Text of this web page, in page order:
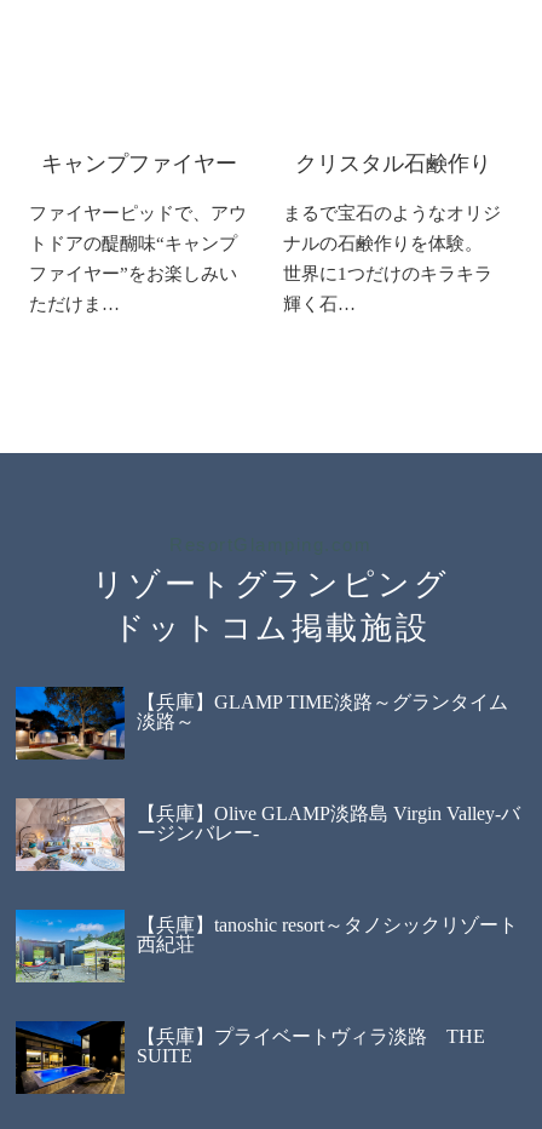
キャンプファイヤー
ファイヤーピッドで、アウ
トドアの醍醐味“キャンプ
ファイヤー”をお楽しみい
ただけま…
クリスタル石鹸作り
まるで宝石のようなオリジ
ナルの石鹸作りを体験。
世界に1つだけのキラキラ
輝く石…
リゾートグランピング
ドットコム掲載施設
【兵庫】GLAMP TIME淡路～グランタイム
淡路～
【兵庫】Olive GLAMP淡路島 Virgin Valley-バ
ージンバレー-
【兵庫】tanoshic resort～タノシックリゾート
西紀荘
【兵庫】プライベートヴィラ淡路 THE
SUITE